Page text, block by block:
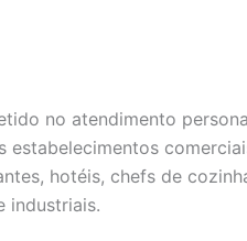
no atendimento
estabelecimentos
hotéis, chefs de
industriais.